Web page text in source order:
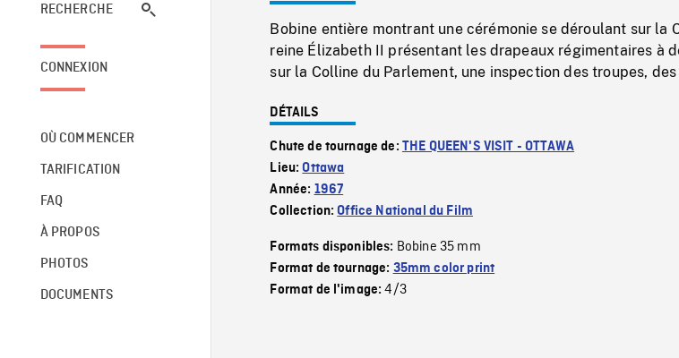
RECHERCHE
CONNEXION
OÙ COMMENCER
TARIFICATION
FAQ
À PROPOS
PHOTOS
DOCUMENTS
Bobine entière montrant une cérémonie se déroulant sur la
reine Élizabeth II présentant les drapeaux régimentaires à
sur la Colline du Parlement, une inspection des troupes,
DÉTAILS
Chute de tournage de: THE QUEEN'S VISIT - OTTAWA
Lieu:Ottawa
Année: 1967
Collection:Office National du Film
Formats disponibles: Bobine 35 mm
Format de tournage: 35mm color print
Format de l'image:4/3